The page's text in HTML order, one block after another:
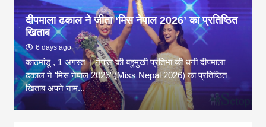
दीपमाला ढकाल ने जीता ‘मिस नेपाल 2026’ का प्रतिष्ठित
खिताब
6 days ago
काठमांडू , 1 अगस्त । नेपाल की बहुमुखी प्रतिभा की धनी दीपमाला
ढकाल ने 'मिस नेपाल 2026' (Miss Nepal 2026) का प्रतिष्ठित
खिताब अपने नाम...